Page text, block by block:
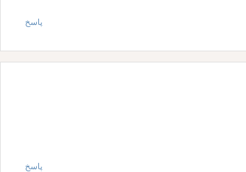
پاسخ
پاسخ